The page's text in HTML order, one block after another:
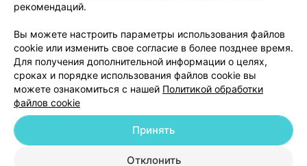
Обработка персональных данных
© 2026 ООО «Артокс Лаб», УНП 191700409
| 220012, Республика Беларусь,
рекомендаций.
Вы можете настроить параметры использования файлов
cookie или изменить свое согласие в более позднее время.
Для получения дополнительной информации о целях,
сроках и порядке использования файлов cookie вы
можете ознакомиться с нашей Политикой обработки
файлов cookie
Отклонить
Принять